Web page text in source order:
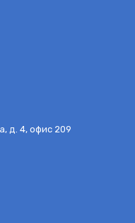
д. 4, офис 209